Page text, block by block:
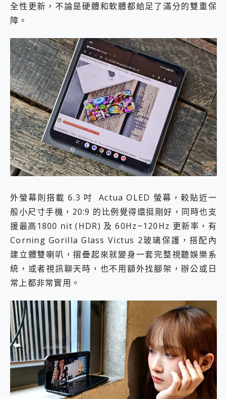
全性更新，不論是硬體和軟體都給足了滿分的雙重保
障。
外螢幕則搭載 6.3 吋 Actua OLED 螢幕，較貼近一
般小尺寸手機，20:9 的比例覺得還挺剛好，同時也支
援最高1800 nit (HDR) 及 60Hz~120Hz 更新率，有
Corning Gorilla Glass Victus 2玻璃保護，搭配內
建立體雙喇叭，摺疊起來就變身一套完整視聽娛樂系
統，或者視訊聊天時，也不用額外找腳架，辦公或日
常上都非常實用。